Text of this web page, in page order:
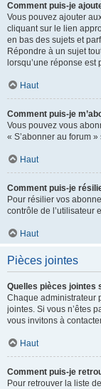
Comment puis-je
Vous pouvez ajouter
cliquant sur le lien
en bas des sujets et
Répondre à un sujet
lorsqu’une réponse
Haut
Comment puis-je
Vous pouvez vous
« S’abonner au forum
Haut
Comment puis-je
Pour résilier vos
contrôle de l’utilisateur
Haut
Pièces jointes
Quelles pièces jointes
Chaque administrateur
jointes. Si vous n’êtes
vous invitons à
Haut
Comment puis-je
Pour retrouver la liste